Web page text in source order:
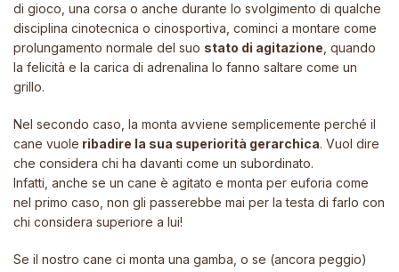
di gioco, una corsa o anche durante lo svolgimento di qualche
disciplina cinotecnica o cinosportiva, cominci a montare come
prolungamento normale del suo stato di agitazione , quando
la felicità e la carica di adrenalina lo fanno saltare come un
grillo.
Nel secondo caso, la monta avviene semplicemente perché il
cane vuole ribadire la sua superiorità gerarchica. Vuol dire
che considera chi ha davanti come un subordinato.
Infatti, anche se un cane è agitato e monta per euforia come
nel primo caso, non gli passerebbe mai per la testa di farlo con
chi considera superiore a lui!
Se il nostro cane ci monta una gamba, o se (ancora peggio)